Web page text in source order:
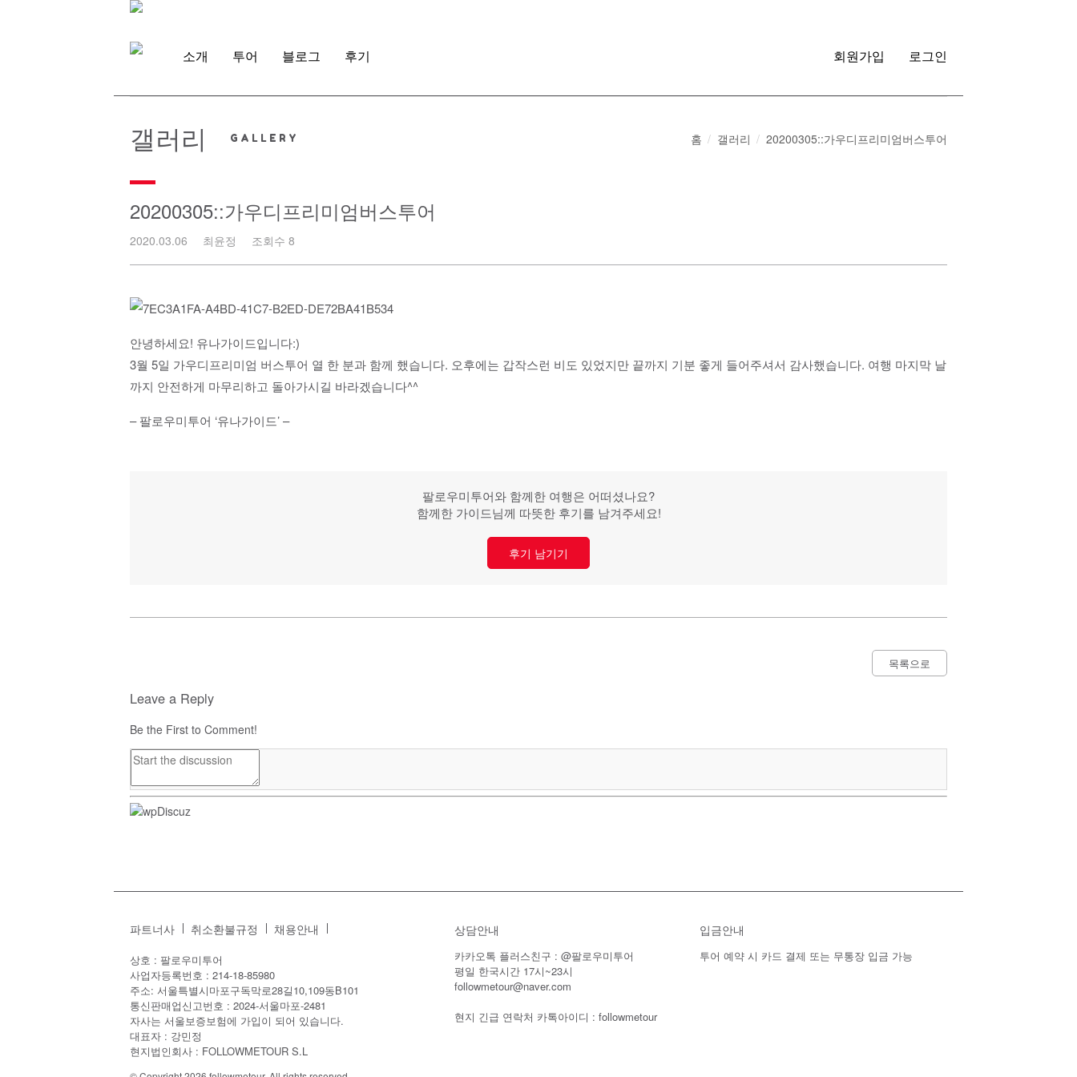
소개 투어 블로그 후기 회원가입 로그인
홈 갤러리 20200305::가우디프리미엄버스투어
갤러리
20200305::가우디프리미엄버스투어
2020.03.06 최윤정 조회수 8
안녕하세요! 유나가이드입니다:)
3월 5일 가우디프리미엄 버스투어 열 한 분과 함께 했습니다. 오후에는 갑작스런 비도 있었지만 끝까지 기분 좋게 들어주셔서 감사했습니다. 여행 마지막 날
까지 안전하게 마무리하고 돌아가시길 바라겠습니다^^
– 팔로우미투어 ‘유나가이드’ –
팔로우미투어와 함께한 여행은 어떠셨나요?
함께한 가이드님께 따뜻한 후기를 남겨주세요!
후기 남기기
목록으로
Leave a Reply
Be the First to Comment!
파트너사 취소환불규정 채용안내
상호 : 팔로우미투어
사업자등록번호 : 214-18-85980
주소: 서울특별시마포구독막로28길10,109동B101
통신판매업신고번호 : 2024-서울마포-2481
자사는 서울보증보험에 가입이 되어 있습니다.
대표자 : 강민정
현지법인회사 : FOLLOWMETOUR S.L
상담안내
카카오톡 플러스친구 : @팔로우미투어
평일 한국시간 17시~23시
followmetour@naver.com
현지 긴급 연락처 카톡아이디 : followmetour
입금안내
투어 예약 시 카드 결제 또는 무통장 입금 가능